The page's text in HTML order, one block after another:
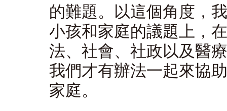
的難題。以這個角度，
小孩和家庭的議題上，
法、社會、社政以及醫
我們才有辦法一起來協
家庭。